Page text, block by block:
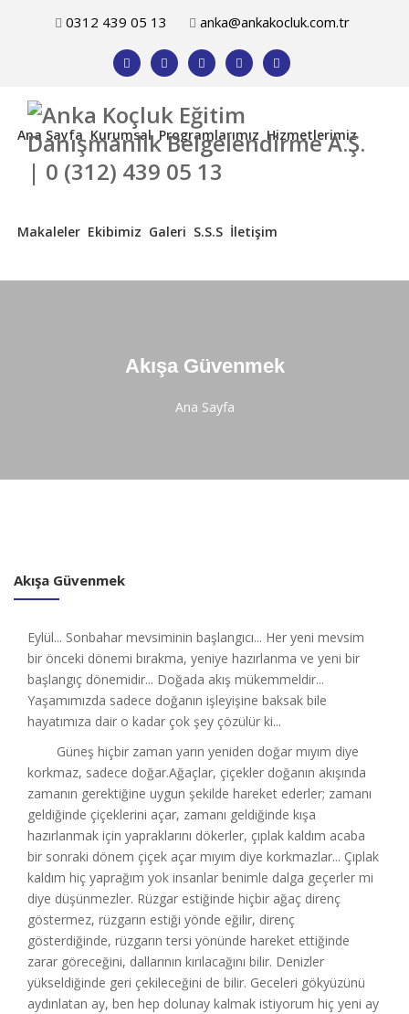
0312 439 05 13 anka@ankakocluk.com.tr
Ana Sayfa Kurumsal Programlarımız Hizmetlerimiz
Makaleler Ekibimiz Galeri S.S.S İletişim
Akışa Güvenmek
Ana Sayfa
Akışa Güvenmek
Eylül... Sonbahar mevsiminin başlangıcı... Her yeni mevsim
bir önceki dönemi bırakma, yeniye hazırlanma ve yeni bir
başlangıç dönemidir... Doğada akış mükemmeldir...
Yaşamımızda sadece doğanın işleyişine baksak bile
hayatımıza dair o kadar çok şey çözülür ki...
Güneş hiçbir zaman yarın yeniden doğar mıyım diye
korkmaz, sadece doğar.Ağaçlar, çiçekler doğanın akışında
zamanın gerektiğine uygun şekilde hareket ederler; zamanı
geldiğinde çiçeklerini açar, zamanı geldiğinde kışa
hazırlanmak için yapraklarını dökerler, çıplak kaldım acaba
bir sonraki dönem çiçek açar mıyım diye korkmazlar... Çıplak
kaldım hiç yaprağım yok insanlar benimle dalga geçerler mi
diye düşünmezler. Rüzgar estiğinde hiçbir ağaç direnç
göstermez, rüzgarın estiği yönde eğilir, direnç
gösterdiğinde, rüzgarın tersi yönünde hareket ettiğinde
zarar göreceğini, dallarının kırılacağını bilir. Denizler
yükseldiğinde geri çekileceğini de bilir. Geceleri gökyüzünü
aydınlatan ay, ben hep dolunay kalmak istiyorum hiç yeni ay